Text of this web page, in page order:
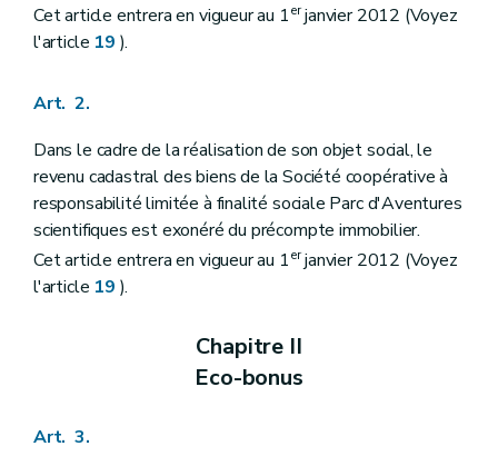
Cet article entrera en vigueur au 1erjanvier 2012 (Voyez
l'article 19 ).
Art. 2.
Dans le cadre de la réalisation de son objet social, le
revenu cadastral des biens de la Société coopérative à
responsabilité limitée à finalité sociale Parc d'Aventures
scientifiques est exonéré du précompte immobilier.
Cet article entrera en vigueur au 1erjanvier 2012 (Voyez
l'article 19 ).
Chapitre II
Eco-bonus
Art. 3.